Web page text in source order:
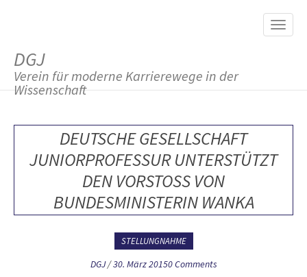
M
DGJ
Verein für moderne Karrierewege in der
Wissenschaft
DEUTSCHE GESELLSCHAFT
JUNIORPROFESSUR UNTERSTÜTZT
DEN VORSTOSS VON B
UNDESMINISTERIN WANKA
STELLUNGNAHME
DGJ/30. März 20150 Comments